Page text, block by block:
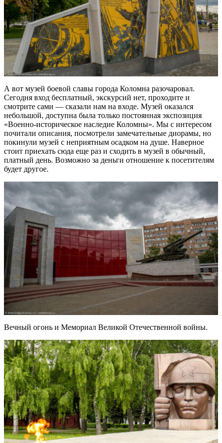
А вот музей боевой славы города Коломна разочаровал.
Сегодня вход бесплатный, экскурсий нет, проходите и
смотрите сами — сказали нам на входе. Музей оказался
небольшой, доступна была только постоянная экспозиция
«Военно-историческое наследие Коломны». Мы с интересом
почитали описания, посмотрели замечательные диорамы, но
покинули музей с неприятным осадком на душе. Наверное
стоит приехать сюда еще раз и сходить в музей в обычный,
платный день. Возможно за деньги отношение к посетителям
будет другое.
Вечный огонь и Мемориал Великой Отечественной войны.